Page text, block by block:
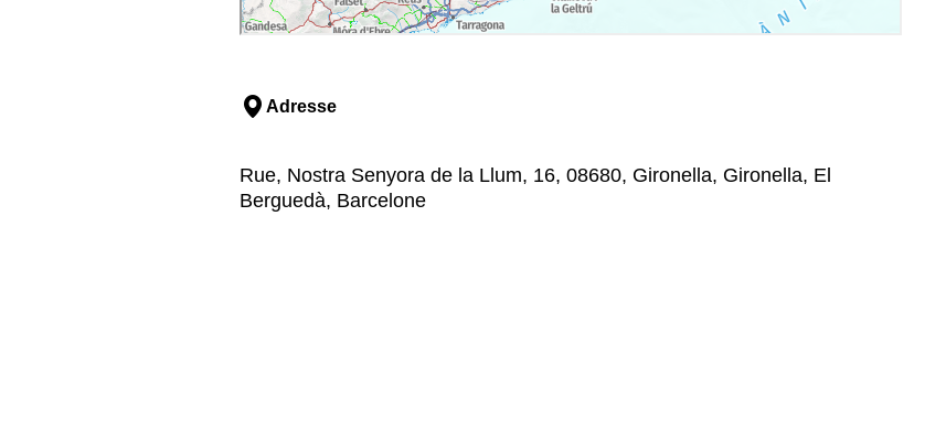
Adresse
Rue, Nostra Senyora de la Llum, 16, 08680, Gironella, Gironella, El
Berguedà, Barcelone